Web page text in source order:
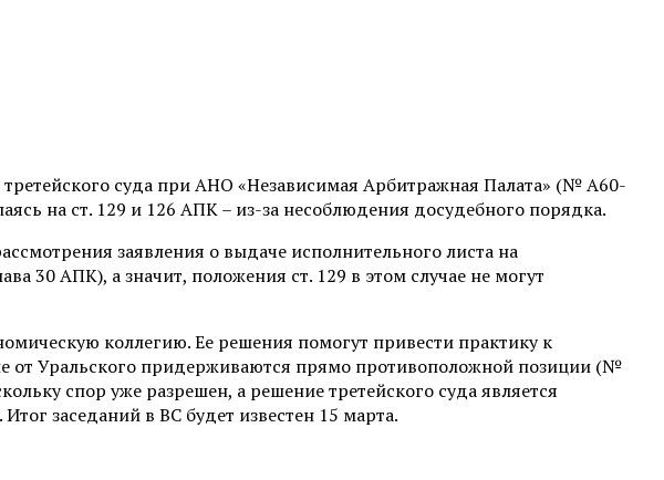
суда при АНО «Независимая Арбитражная Палата» (№ А60-
на ст. 129 и 126 АПК – из-за несоблюдения досудебного порядка.
заявления о выдаче исполнительного листа на
30 АПК), а значит, положения ст. 129 в этом случае не могут
коллегию. Ее решения помогут привести практику к
от Уральского придерживаются прямо противоположной позиции (№
спор уже разрешен, а решение третейского суда является
заседаний в ВС будет известен 15 марта.